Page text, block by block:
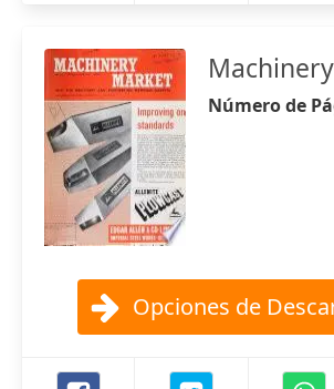
Número de
Opciones de